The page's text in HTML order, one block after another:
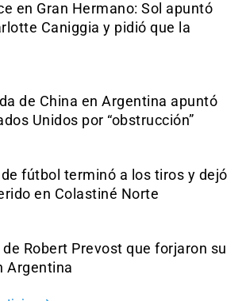
en Gran Hermano: Sol apuntó
Caniggia y pidió que la
de China en Argentina apuntó
Unidos por “obstrucción”
fútbol terminó a los tiros y dejó
en Colastiné Norte
Robert Prevost que forjaron su
Argentina